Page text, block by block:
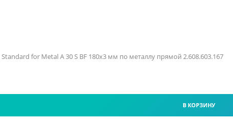
for Metal A 30 S BF 180х3 мм по металлу прямой 2.608.603.167
В КОРЗИНУ